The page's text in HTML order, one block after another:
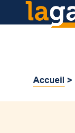
Accueil >